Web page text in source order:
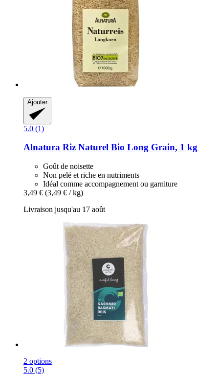
Ajouter
5.0 (1)
Alnatura Riz Naturel Bio Long Grain, 1 kg
Goût de noisette
Non pelé et riche en nutriments
Idéal comme accompagnement ou garniture
3,49 € (3,49 € / kg)
Livraison jusqu'au 17 août
2 options
5.0 (5)